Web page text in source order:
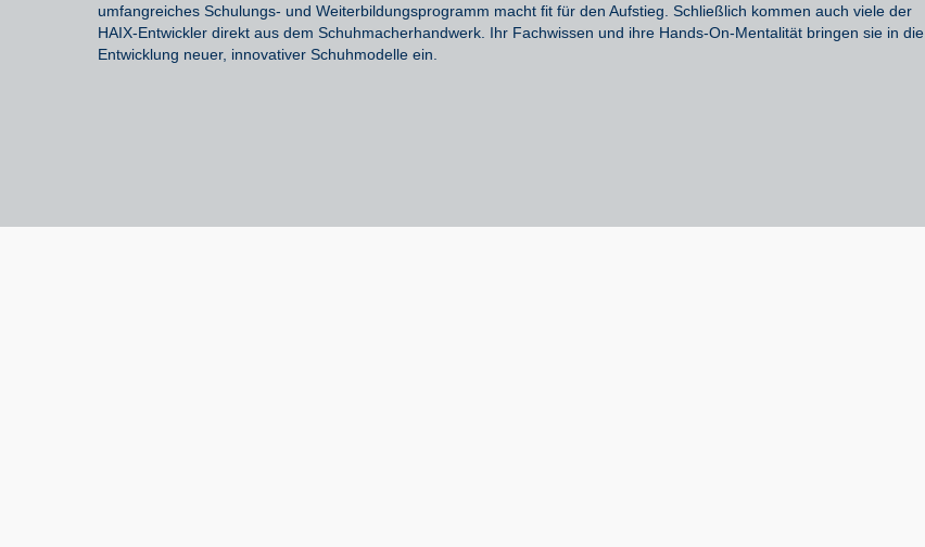
umfangreiches Schulungs- und Weiterbildungsprogramm macht fit für den Aufstieg. Schließlich kommen auch viele der
HAIX-Entwickler direkt aus dem Schuhmacherhandwerk. Ihr Fachwissen und ihre Hands-On-Mentalität bringen sie in die
Entwicklung neuer, innovativer Schuhmodelle ein.